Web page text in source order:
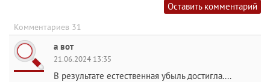
Оставить комментарий
Комментариев 31
а вот
21.06.2024 13:35
В результате естественная убыль достигла....